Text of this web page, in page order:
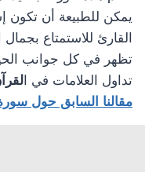
يمكن للطبيعة أن تكون
القارئ للاستمتاع
تظهر في كل جوانب
تداول العلامات في ا
مقالنا السابق حول